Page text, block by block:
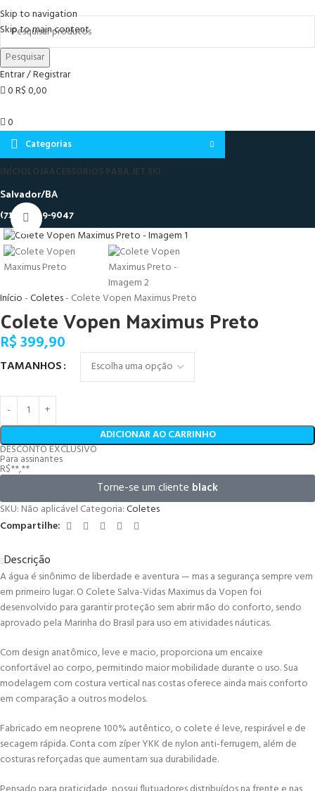
Skip to navigation
Skip to main content
Pesquisar
Entrar / Registrar
0R$0,00
0
Categorias
INÍCIOLOJAACESSÓRIOS PARA JET SKI
Salvador/BA
(71) 9 8149-9047Clique para ampliar
Início-Coletes- Colete Vopen Maximus Preto
Colete Vopen Maximus Preto
R$399,90
TAMANHOS
ADICIONAR AO CARRINHO
DESCONTO EXCLUSIVO
Para assinantes
R$**,**
Torne-se um cliente black
SKU: Não aplicável Categoria:Coletes
Compartilhe:
Descrição
A água é sinônimo de liberdade e aventura — mas a segurança sempre vem
em primeiro lugar. O Colete Salva-Vidas Maximus da Vopen foi
desenvolvido para garantir proteção sem abrir mão do conforto, sendo
aprovado pela Marinha do Brasil para uso em atividades náuticas.
Com design anatômico, leve e macio, proporciona um encaixe
confortável ao corpo, permitindo maior mobilidade durante o uso. Sua
modelagem com costura vertical nas costas oferece ainda mais conforto
em comparação a outros modelos.
Fabricado em neoprene 100% autêntico, o colete é leve, respirável e de
secagem rápida. Conta com zíper YKK de nylon anti-ferrugem, além de
costuras reforçadas que aumentam sua durabilidade.